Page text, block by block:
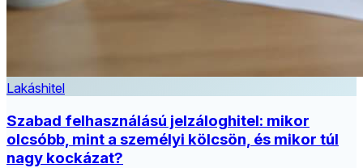
Lakáshitel
Szabad felhasználású jelzáloghitel: mikor
olcsóbb, mint a személyi kölcsön, és mikor túl
nagy kockázat?